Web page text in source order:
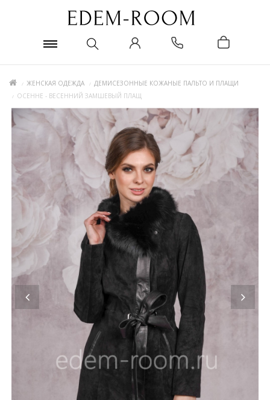
ЖЕНСКАЯ ОДЕЖДА
ДЕМИСЕЗОННЫЕ КОЖАНЫЕ ПАЛЬТО И ПЛАЩИ
ОСЕННЕ - ВЕСЕННИЙ ЗАМШЕВЫЙ ПЛАЩ